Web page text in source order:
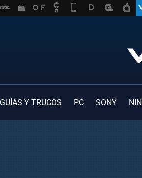
GUÍAS Y TRUCOS PC SONY